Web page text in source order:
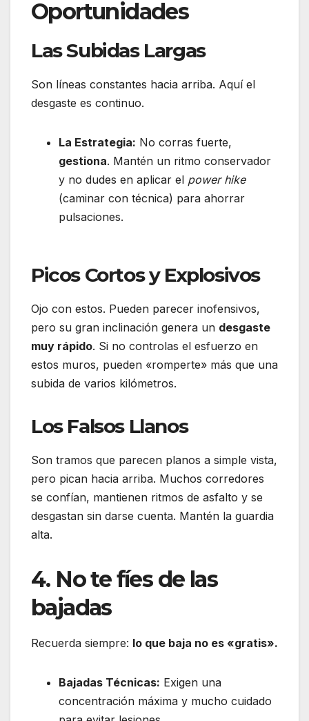
Oportunidades
Las Subidas Largas
Son líneas constantes hacia arriba. Aquí el
desgaste es continuo.
La Estrategia: No corras fuerte,
gestiona. Mantén un ritmo conservador
y no dudes en aplicar el power hike
(caminar con técnica) para ahorrar
pulsaciones.
Picos Cortos y Explosivos
Ojo con estos. Pueden parecer inofensivos,
pero su gran inclinación genera un desgaste
muy rápido. Si no controlas el esfuerzo en
estos muros, pueden «romperte» más que una
subida de varios kilómetros.
Los Falsos Llanos
Son tramos que parecen planos a simple vista,
pero pican hacia arriba. Muchos corredores
se confían, mantienen ritmos de asfalto y se
desgastan sin darse cuenta. Mantén la guardia
alta.
4. No te fíes de las
bajadas
Recuerda siempre: lo que baja no es «gratis».
Bajadas Técnicas: Exigen una
concentración máxima y mucho cuidado